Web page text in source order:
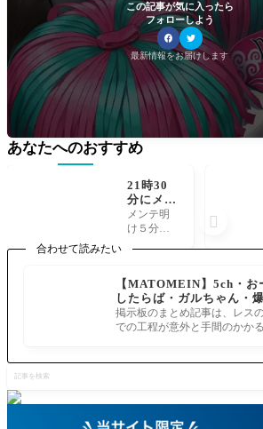
この記事が気に入ったら
フォローしよう
最新情報をお届けします
合わせて読みたい
【MATOMEIN】5ch・お
したらば・ガルちゃん・
ホでまとめ記事を作れる
め記事ができるまで
掲示板のまとめ記事は、レス
での工程が意外と手間のかか
を
検
あなたへのおすすめ
21時30
分にメン
テ終了！
[FGO公
くん走る
んか？
メンテ明
け５分前
（メンテ
明け後メ
ンテがな
いとは言
